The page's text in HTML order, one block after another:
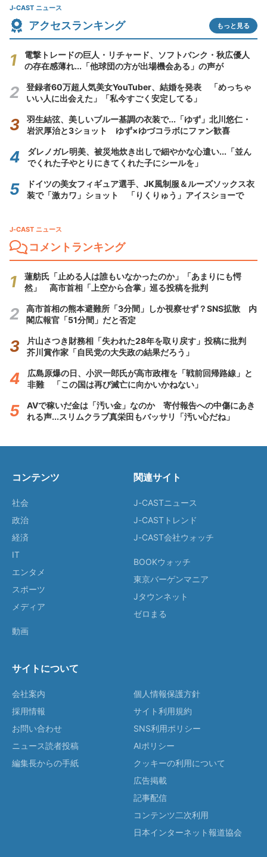
J-CAST ニュース
アクセスランキング もっと見る
電撃トレードの巨人・リチャード、ソフトバンク・秋広優人
の存在感薄れ...「他球団の方が出場機会ある」の声が
登録者60万超人気美女YouTuber、結婚を発表 「めっちゃ
いい人に出会えた」「私今すごく安定してる」
羽生結弦、美しいブルー基調の衣装で...「ゆず」北川悠仁・
岩沢厚治と3ショット ゆず×ゆづコラボにファン歓喜
ダレノガレ明美、被災地炊き出しで細やかな心遣い...「並ん
でくれた子やとりにきてくれた子にシールを」
ドイツの美女フィギュア選手、JK風制服＆ルーズソックス衣
装で「激カワ」ショット 「りくりゅう」アイスショーで
J-CAST ニュース
コメントランキング
蓮舫氏「止める人は誰もいなかったのか」「あまりにも愕
然」 高市首相「上空から合掌」巡る投稿を批判
高市首相の熊本避難所「3分間」しか視察せず？SNS拡散 内
閣広報官「51分間」だと否定
片山さつき財務相「失われた28年を取り戻す」投稿に批判
芥川賞作家「自民党の大失政の結果だろう」
広島原爆の日、小沢一郎氏が高市政権を「戦前回帰路線」と
非難 「この国は再び滅亡に向かいかねない」
AVで稼いだ金は「汚い金」なのか 寄付報告への中傷にあき
れる声...スリムクラブ真栄田もバッサリ「汚い心だね」
コンテンツ
社会
政治
経済
IT
エンタメ
スポーツ
メディア
動画
関連サイト
J-CASTニュース
J-CASTトレンド
J-CAST会社ウォッチ
BOOKウォッチ
東京バーゲンマニア
Jタウンネット
ゼロまる
サイトについて
会社案内
採用情報
お問い合わせ
ニュース読者投稿
編集長からの手紙
個人情報保護方針
サイト利用規約
SNS利用ポリシー
AIポリシー
クッキーの利用について
広告掲載
記事配信
コンテンツ二次利用
日本インターネット報道協会